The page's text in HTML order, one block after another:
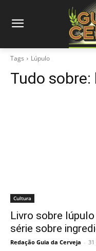
Tags Lúpulo
Tudo sobre:
Cultura
Livro sobre
série sobre
Redação Guia da Cerveja - 31